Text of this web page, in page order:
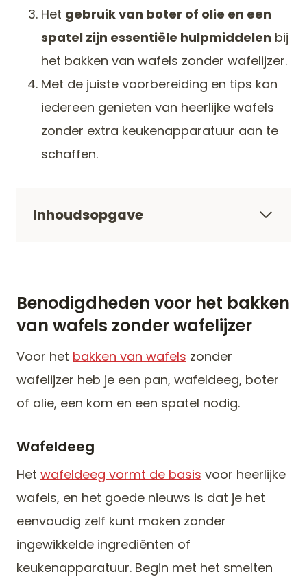
Het gebruik van boter of olie en een
spatel zijn essentiële hulpmiddelen bij
het bakken van wafels zonder wafelijzer.
Met de juiste voorbereiding en tips kan
iedereen genieten van heerlijke wafels
zonder extra keukenapparatuur aan te
schaffen.
Inhoudsopgave
Benodigdheden voor het bakken
van wafels zonder wafelijzer
Voor het bakken van wafels zonder
wafelijzer heb je een pan, wafeldeeg, boter
of olie, een kom en een spatel nodig.
Wafeldeeg
Het wafeldeeg vormt de basis voor heerlijke
wafels, en het goede nieuws is dat je het
eenvoudig zelf kunt maken zonder
ingewikkelde ingrediënten of
keukenapparatuur. Begin met het smelten